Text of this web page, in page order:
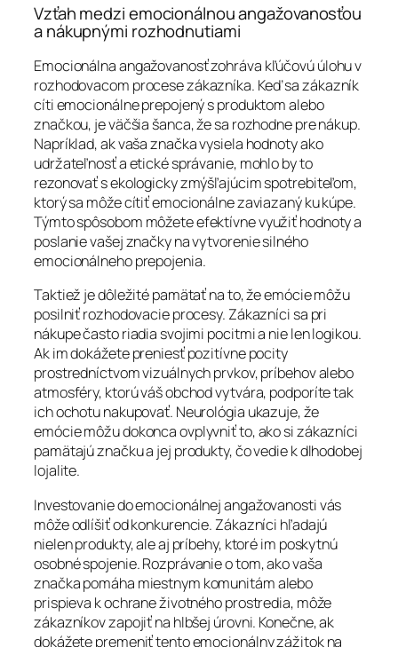
Vzťah medzi emocionálnou angažovanosťou
a nákupnými rozhodnutiami
Emocionálna angažovanosť zohráva kľúčovú úlohu v
rozhodovacom procese zákazníka. Keď sa zákazník
cíti emocionálne prepojený s produktom alebo
značkou, je väčšia šanca, že sa rozhodne pre nákup.
Napríklad, ak vaša značka vysiela hodnoty ako
udržateľnosť a etické správanie, mohlo by to
rezonovať s ekologicky zmýšľajúcim spotrebiteľom,
ktorý sa môže cítiť emocionálne zaviazaný ku kúpe.
Týmto spôsobom môžete efektívne využiť hodnoty a
poslanie vašej značky na vytvorenie silného
emocionálneho prepojenia.
Taktiež je dôležité pamätať na to, že emócie môžu
posilniť rozhodovacie procesy. Zákazníci sa pri
nákupe často riadia svojimi pocitmi a nie len logikou.
Ak im dokážete preniesť pozitívne pocity
prostredníctvom vizuálnych prvkov, príbehov alebo
atmosféry, ktorú váš obchod vytvára, podporíte tak
ich ochotu nakupovať. Neurológia ukazuje, že
emócie môžu dokonca ovplyvniť to, ako si zákazníci
pamätajú značku a jej produkty, čo vedie k dlhodobej
lojalite.
Investovanie do emocionálnej angažovanosti vás
môže odlíšiť od konkurencie. Zákazníci hľadajú
nielen produkty, ale aj príbehy, ktoré im poskytnú
osobné spojenie. Rozprávanie o tom, ako vaša
značka pomáha miestnym komunitám alebo
prispieva k ochrane životného prostredia, môže
zákazníkov zapojiť na hlbšej úrovni. Konečne, ak
dokážete premeniť tento emocionálny zážitok na